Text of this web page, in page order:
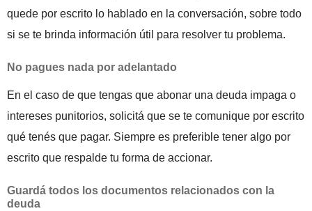
quede por escrito lo hablado en la conversación, sobre todo
si se te brinda información útil para resolver tu problema.
No pagues nada por adelantado
En el caso de que tengas que abonar una deuda impaga o
intereses punitorios, solicitá que se te comunique por escrito
qué tenés que pagar. Siempre es preferible tener algo por
escrito que respalde tu forma de accionar.
Guardá todos los documentos relacionados con la
deuda